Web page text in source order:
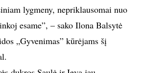
lygmeny, nepriklausomai nuo
esame”, – sako Ilona Balsytė
„Gyvenimas” kūrėjams šį